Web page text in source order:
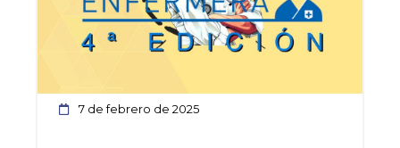
representa una participación del 13%,
baja en comparación con los últimos
cercana al 25%.
La Junta de Gobierno electa está
7 de febrero de 2025